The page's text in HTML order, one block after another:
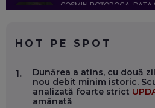
COSMIN BOȚOROGA, DATA
FOLOSEȘTI TEHNOLOGIA
SE VA SCHIMBA MUNCA, ÎN
EP. 58
HOT PE SPOT
1.
Dunărea a atins, cu două
nou debit minim istoric.
analizată foarte strict
amânată